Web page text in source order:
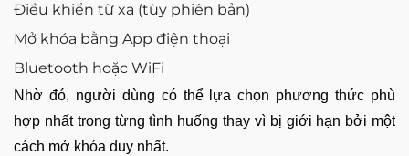
Điều khiển từ xa (tùy phiên bản)
Mở khóa bằng App điện thoại
Bluetooth hoặc WiFi
Nhờ đó, người dùng có thể lựa chọn phương thức phù
hợp nhất trong từng tình huống thay vì bị giới hạn bởi một
cách mở khóa duy nhất.